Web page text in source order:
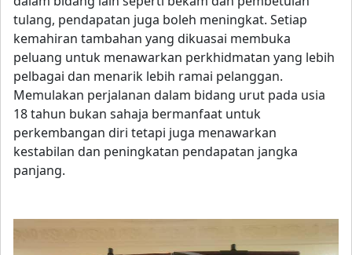
tulang, pendapatan juga boleh meningkat. Setiap
kemahiran tambahan yang dikuasai membuka
peluang untuk menawarkan perkhidmatan yang lebih
pelbagai dan menarik lebih ramai pelanggan.
Memulakan perjalanan dalam bidang urut pada usia
18 tahun bukan sahaja bermanfaat untuk
perkembangan diri tetapi juga menawarkan
kestabilan dan peningkatan pendapatan jangka
panjang.